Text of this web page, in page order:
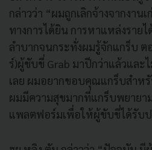
กล่าวว่า “ผมถูกเลิกจ้างจากงาน
ทางการได้ยิน การหาแหล่งรายไ
ลำบากจนกระทั่งผมรู้จักแกร็บ
ร์)ผู้ขับขี่ Grab มาปีกว่าแล้วและ
เลย ผมอยากขอบคุณแกร็บสำห
ผมมีความสุขมากที่แกร็บพยาย
แพลตฟอร์มเพื่อให้ผู้ขับขี่ได้รับ